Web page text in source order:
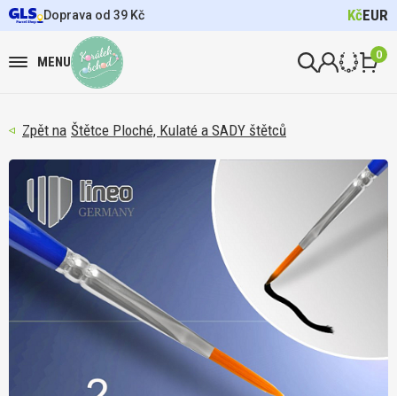
Doprava od 39 Kč KčEUR
MENU 0
Štětce Ploché, Kulaté a SADY štětců